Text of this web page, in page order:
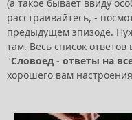
(а такое бывает ввиду
расстраивайтесь, -
предыдущем эпизоде.
там. Весь список
"Словоед - ответы на
хорошего вам